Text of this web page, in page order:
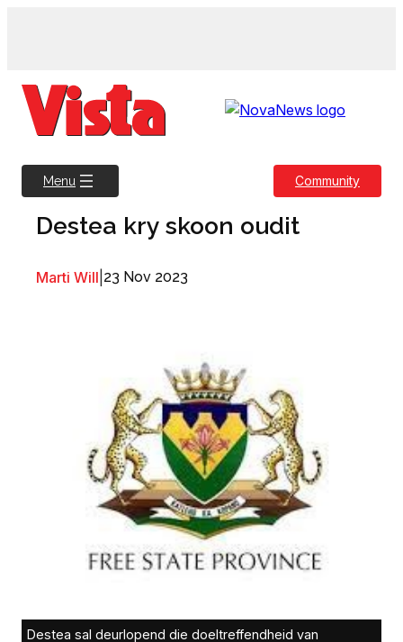
Menu Community
Destea kry skoon oudit
Marti Will 23 Nov 2023
Destea sal deurlopend die doeltreffendheid van